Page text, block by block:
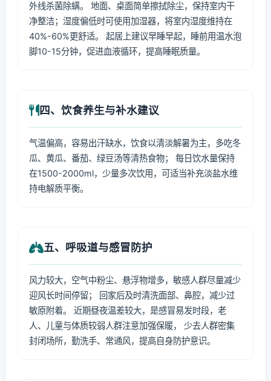
外线杀菌除螨。 地面、桌面简单擦拭除尘，保持室内干
净整洁；湿度偏低时可使用加湿器，将室内湿度维持在
40%-60%更舒适。 起居上建议早睡早起，睡前用温水泡
脚10-15分钟，促进血液循环，提高睡眠质量。
四、饮食养生与补水建议
气温偏高，容易出汗缺水，饮食以清淡解暑为主，多吃冬
瓜、黄瓜、番茄、绿豆汤等清热食物； 每日饮水量保持
在1500-2000ml，少量多次饮用，可适当补充淡盐水维
持电解质平衡。
五、呼吸道与感冒防护
风力较大，空气中粉尘、悬浮物增多，敏感人群尽量减少
迎风长时间停留； 回家后及时清洗面部、鼻腔，减少过
敏原附着。 近期昼夜温差较大，是感冒易发时段，老
人、儿童与体质较弱人群注意加强保暖， 少去人群密集
封闭场所，勤洗手、常通风，提高自身防护意识。